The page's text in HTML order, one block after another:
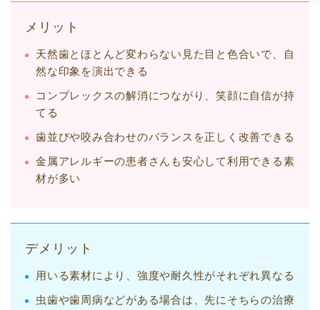
メリット
天然歯とほとんど変わらない見た目と色合いで、自
然な印象を演出できる
コンプレックスの解消につながり、笑顔に自信が持
てる
歯並びや咬み合わせのバランスを正しく改善できる
金属アレルギーの患者さんも安心して利用できる素
材が多い
デメリット
用いる素材により、強度や耐久性がそれぞれ異なる
虫歯や歯周病などがある場合は、先にそちらの治療